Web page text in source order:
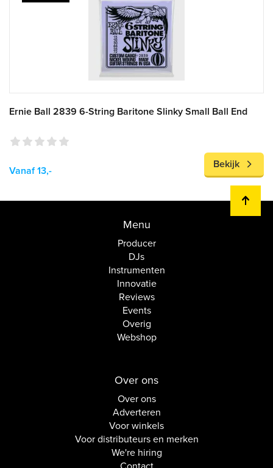
Ernie Ball 2839 6-String Baritone Slinky Small Ball End
Vanaf 13,-
Bekijk
Menu
Producer
DJs
Instrumenten
Innovatie
Reviews
Events
Overig
Webshop
Over ons
Over ons
Adverteren
Voor winkels
Voor distributeurs en merken
We're hiring